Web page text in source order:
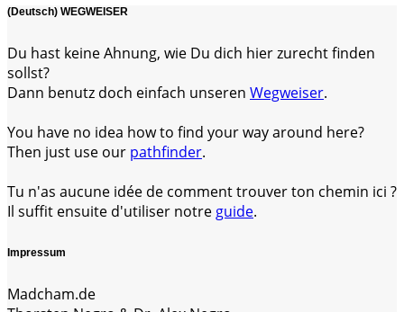
(Deutsch) WEGWEISER
Du hast keine Ahnung, wie Du dich hier zurecht finden
sollst?
Dann benutz doch einfach unseren Wegweiser.
You have no idea how to find your way around here?
Then just use our pathfinder.
Tu n'as aucune idée de comment trouver ton chemin ici ?
Il suffit ensuite d'utiliser notre guide.
Impressum
Madcham.de